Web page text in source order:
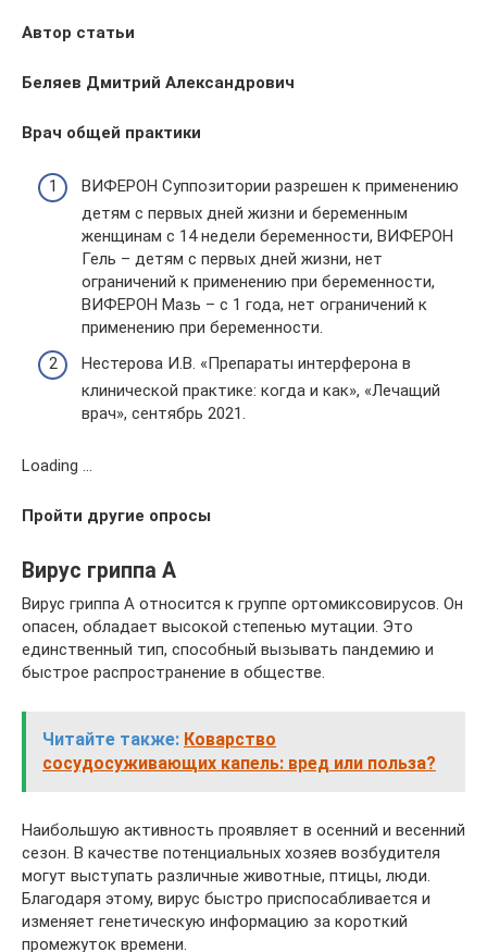
Автор статьи
Беляев Дмитрий Александрович
Врач общей практики
ВИФЕРОН Суппозитории разрешен к применению
детям с первых дней жизни и беременным
женщинам с 14 недели беременности, ВИФЕРОН
Гель – детям с первых дней жизни, нет
ограничений к применению при беременности,
ВИФЕРОН Мазь – с 1 года, нет ограничений к
применению при беременности.
Нестерова И.В. «Препараты интерферона в
клинической практике: когда и как», «Лечащий
врач», сентябрь 2021.
Loading …
Пройти другие опросы
Вирус гриппа А
Вирус гриппа А относится к группе ортомиксовирусов. Он
опасен, обладает высокой степенью мутации. Это
единственный тип, способный вызывать пандемию и
быстрое распространение в обществе.
Читайте также: Коварство
сосудосуживающих капель: вред или польза?
Наибольшую активность проявляет в осенний и весенний
сезон. В качестве потенциальных хозяев возбудителя
могут выступать различные животные, птицы, люди.
Благодаря этому, вирус быстро приспосабливается и
изменяет генетическую информацию за короткий
промежуток времени.